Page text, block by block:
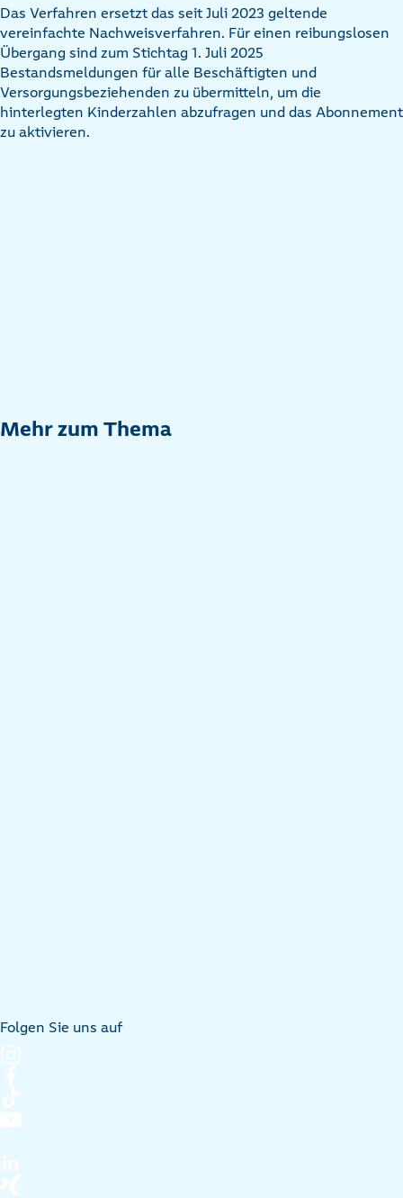
Das Verfahren ersetzt das seit Juli 2023 geltende
vereinfachte Nachweisverfahren. Für einen reibungslosen
Übergang sind zum Stichtag 1. Juli 2025
Bestandsmeldungen für alle Beschäftigten und
Versorgungsbeziehenden zu übermitteln, um die
hinterlegten Kinderzahlen abzufragen und das Abonnement
zu aktivieren.
Mehr zum Thema
Folgen Sie uns auf